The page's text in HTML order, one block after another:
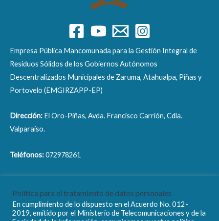
Empresa Pública Mancomunada para la Gestión Integral de
Residuos Sólidos de los Gobiernos Autónomos
Descentralizados Municipales de Zaruma, Atahualpa, Piñas y
Portovelo (EMGIRZAPP-EP)
Dirección: El Oro-Piñas, Avda. Francisco Carrión, Cdla.
Valparaíso.
Teléfonos:072978261
Política para el tratamiento de datos personales
En cumplimiento de lo dispuesto en el Acuerdo No. 012-
2019, emitido por el Ministerio de Telecomunicaciones y de la